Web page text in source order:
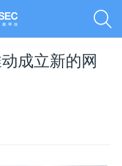
成立新的网